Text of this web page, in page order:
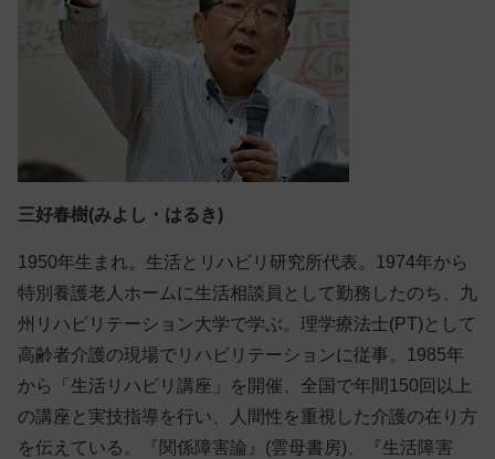
三好春樹(みよし・はるき)
1950年生まれ。生活とリハビリ研究所代表。1974年から
特別養護老人ホームに生活相談員として勤務したのち、九
州リハビリテーション大学で学ぶ。理学療法士(PT)として
高齢者介護の現場でリハビリテーションに従事。1985年
から「生活リハビリ講座」を開催、全国で年間150回以上
の講座と実技指導を行い、人間性を重視した介護の在り方
を伝えている。『関係障害論』(雲母書房)、『生活障害